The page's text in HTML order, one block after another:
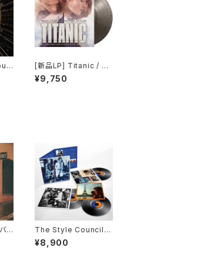
[新品LP] Titanic / タ
イタニック (Colored V
inyl, Silver, Black, 1
¥9,750
ン
The Style Council -
Cafe Bleu [Super D
eluxe Expanded Edi
¥8,900